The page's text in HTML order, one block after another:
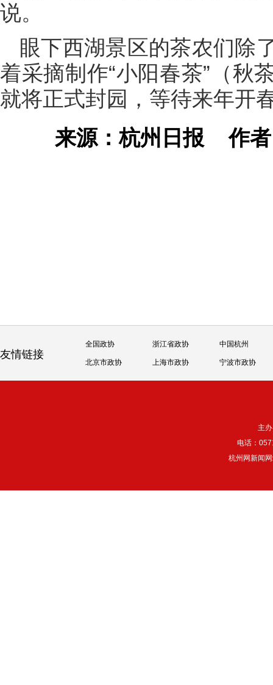
说。
眼下西湖景区的茶农们除
着采摘制作“小阳春茶”（秋
就将正式封园，等待来年开
来源：杭州日报作
友情链接
全国政协 浙江省政协 中国杭州
北京市政协 上海市政协 宁波市政协
主
电话：
杭州网新闻